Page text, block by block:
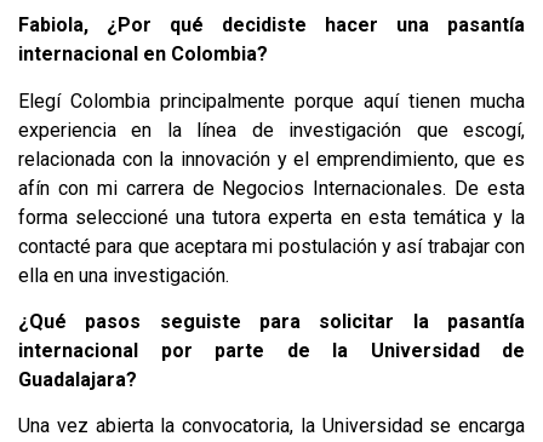
Fabiola, ¿Por qué decidiste hacer una pasantía
internacional en Colombia?
Elegí Colombia principalmente porque aquí tienen mucha
experiencia en la línea de investigación que escogí,
relacionada con la innovación y el emprendimiento, que es
afín con mi carrera de Negocios Internacionales. De esta
forma seleccioné una tutora experta en esta temática y la
contacté para que aceptara mi postulación y así trabajar con
ella en una investigación.
¿Qué pasos seguiste para solicitar la pasantía
internacional por parte de la Universidad de
Guadalajara?
Una vez abierta la convocatoria, la Universidad se encarga